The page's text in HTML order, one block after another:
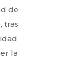
de
tras
la